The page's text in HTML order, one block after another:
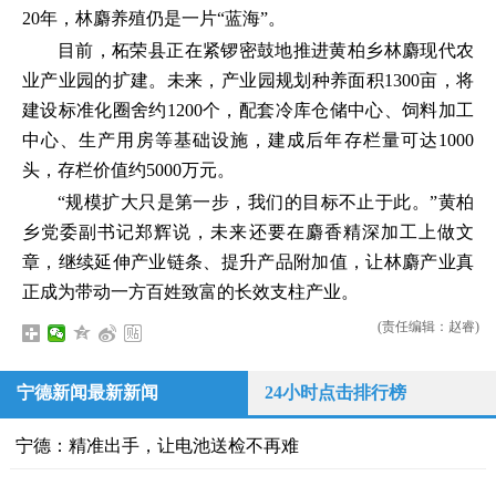
20年，林麝养殖仍是一片“蓝海”。
目前，柘荣县正在紧锣密鼓地推进黄柏乡林麝现代农
业产业园的扩建。未来，产业园规划种养面积1300亩，将
建设标准化圈舍约1200个，配套冷库仓储中心、饲料加工
中心、生产用房等基础设施，建成后年存栏量可达1000
头，存栏价值约5000万元。
“规模扩大只是第一步，我们的目标不止于此。”黄柏
乡党委副书记郑辉说，未来还要在麝香精深加工上做文
章，继续延伸产业链条、提升产品附加值，让林麝产业真
正成为带动一方百姓致富的长效支柱产业。
(责任编辑：赵睿)
宁德新闻最新新闻 24小时点击排行榜
宁德：精准出手，让电池送检不再难